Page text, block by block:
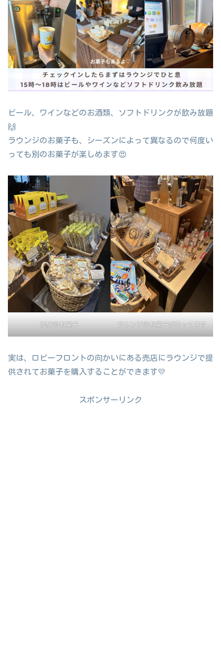
ビール、ワインなどのお酒類、ソフトドリンクが飲み放題
🙌
ラウンジのお菓子も、シーズンによって異なるので何度い
っても別のお菓子が楽しめます😍
売店のお菓子 ラウンジのお菓子が売ってます
実は、ロビーフロントの向かいにある売店にラウンジで提
供されてお菓子を購入することができます💛
スポンサーリンク